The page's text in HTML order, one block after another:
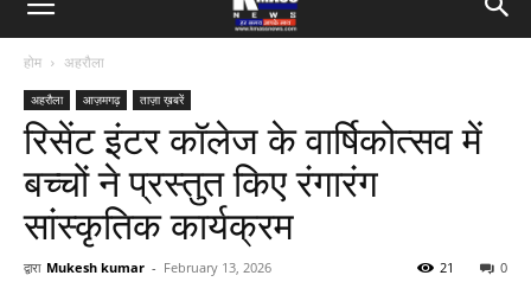
होम अहरौला
अहरौला आज़मगढ़ ताज़ा ख़बरें
रिसेंट इंटर कॉलेज के वार्षिकोत्सव में
बच्चों ने प्रस्तुत किए रंगारंग
सांस्कृतिक कार्यक्रम
द्वारा Mukesh kumar - February 13, 2026 0
21